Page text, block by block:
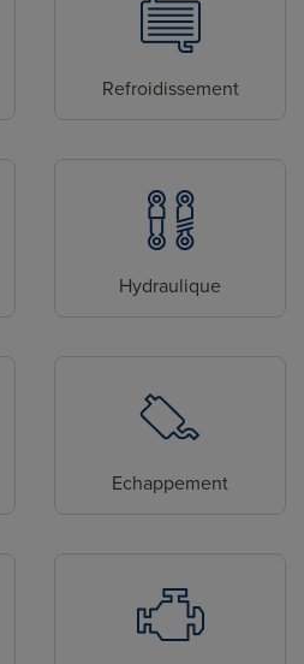
Refroidissement
Hydraulique
Echappement